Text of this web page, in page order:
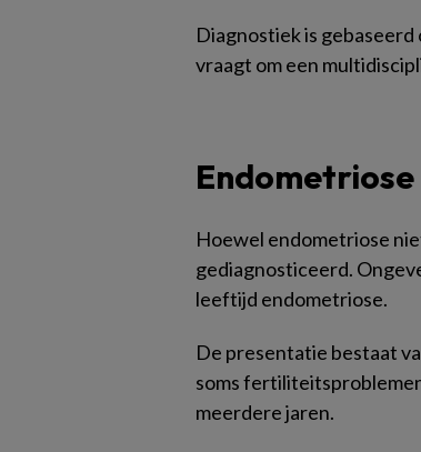
Diagnostiek is
vraagt om een
Endometriose
Hoewel endometriose
gediagnosticeerd.
leeftijd endometriose.
De presentatie bestaat
soms
meerdere jaren.